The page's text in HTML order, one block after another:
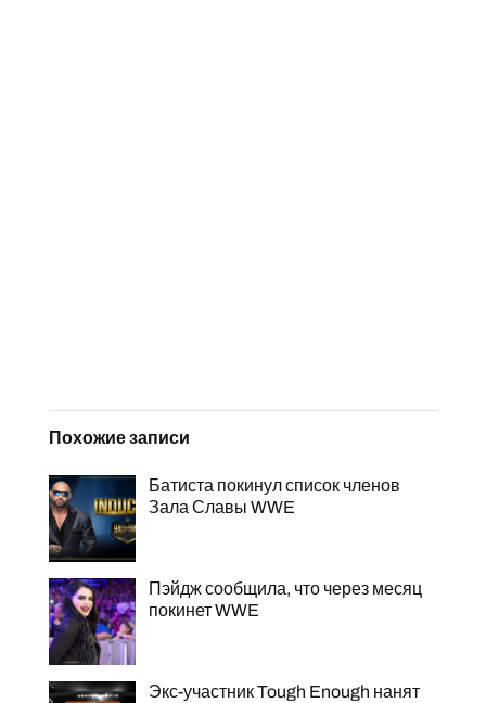
Похожие записи
Батиста покинул список членов
Зала Славы WWE
Пэйдж сообщила, что через месяц
покинет WWE
Экс-участник Tough Enough нанят